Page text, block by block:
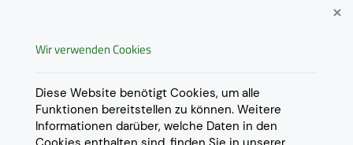
Datenschutz
Impressum
Cookie Einstellungen
Lieferungen in weitere Länder
gerne aufAnfrage
Wir verwenden Cookies
Diese Website benötigt Cookies, um alle
Funktionen bereitstellen zu können. Weitere
Informationen darüber, welche Daten in den